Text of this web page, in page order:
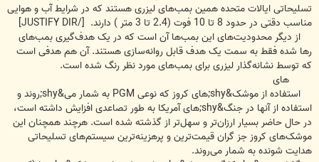
تسلیحاتی ایالات متحده همین بمب‌های لیزری هستند که در شرایط آب و هوایی
مناسب دقتی در حدود 8 تا 10 فوت (2.4 تا 3 متر ) دارند. [/JUSTIFY DIR]
از دیگر محدودیت‌های این بمب‌ها آن است که در یک هدف‌گیری بمب‌های
رها شده فقط به سمت یک هدف قابل روانه‌سازی هستند. آن هم هدفی است
که توسط نشانه‌گذار لیزری برای بمب‌های مورد نظر رنگ شده است.
‌های
استفاده از موشک&shy;های کروز که نوعی PGM به شمار می&shy;روند و
استفاده از آنها در جنگ&shy;های آمریکا به طور تصاعدی افزایش داشته است،
در حال حاضر بسیار ارزان‌تر و سهل‌تر از گذشته شده است. هرچند همچنان این
موشک‌های کروز جز گران قیمت‌ترین و پرهزینه‌ترین سیستم‌های تسلیحاتی
هدایت شونده به شمار می‌روند.